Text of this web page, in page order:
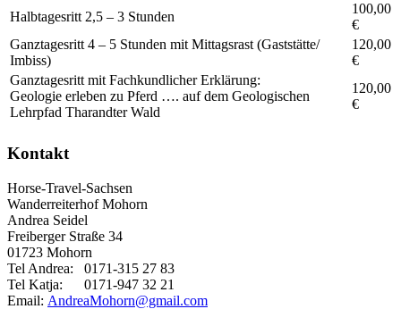
Halbtagesritt 2,5 – 3 Stunden
100,00
€
Ganztagesritt 4 – 5 Stunden mit Mittagsrast (Gaststätte/
Imbiss)
120,00
€
Ganztagesritt mit Fachkundlicher Erklärung:
Geologie erleben zu Pferd …. auf dem Geologischen
Lehrpfad Tharandter Wald
120,00
€
Kontakt
Horse-Travel-Sachsen
Wanderreiterhof Mohorn
Andrea Seidel
Freiberger Straße 34
01723 Mohorn
Tel Andrea: 0171-315 27 83
Tel Katja: 0171-947 32 21
Email: AndreaMohorn@gmail.com